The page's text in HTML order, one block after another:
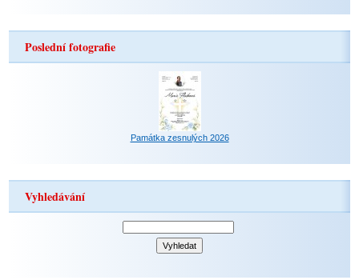
Poslední fotografie
Památka zesnulých 2026
Vyhledávání